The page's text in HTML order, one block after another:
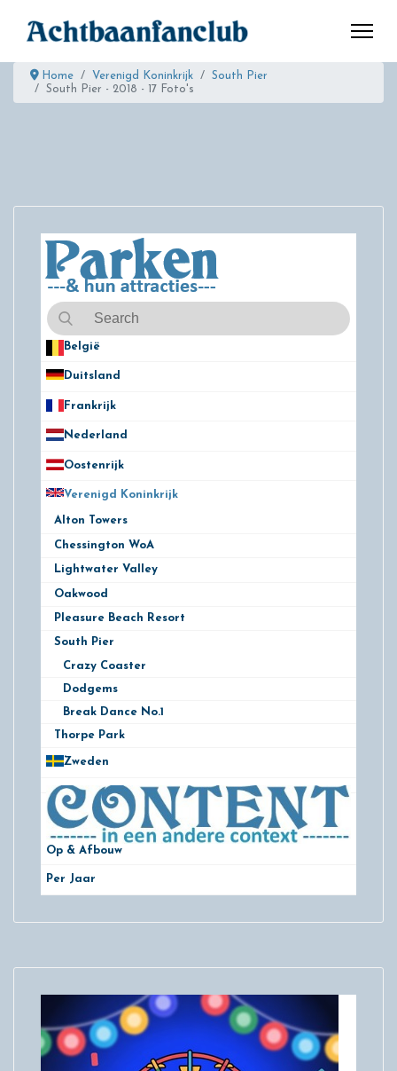
Home Verenigd Koninkrijk
South Pier
South Pier - 2018 - 17 Foto's
België
Duitsland
Frankrijk
Nederland
Oostenrijk
Verenigd Koninkrijk
Alton Towers
Chessington WoA
Lightwater Valley
Oakwood
Pleasure Beach Resort
South Pier
Crazy Coaster
Dodgems
Break Dance No.1
Thorpe Park
Zweden
Op & Afbouw
Per Jaar